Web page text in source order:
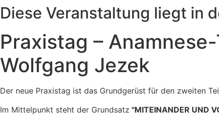
Diese Veranstaltung liegt in
Praxistag –
Wolfgang Jezek
Der neue Praxistag ist das Grundgerüst für den zweiten
Im Mittelpunkt steht der Grundsatz "MITEINANDER UND